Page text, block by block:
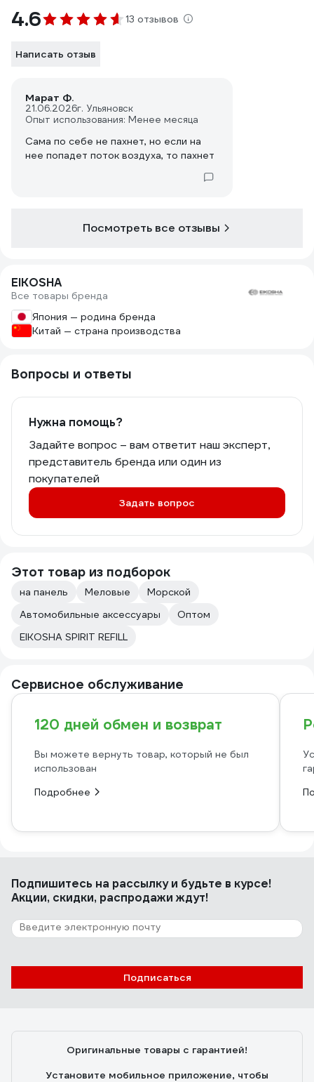
4.6 13 отзывов
Написать отзыв
Марат Ф.
21.06.2026г. Ульяновск
Опыт использования: Менее месяца
Сама по себе не пахнет, но если на
нее попадет поток воздуха, то пахнет
Посмотреть все отзывы
EIKOSHA
Все товары бренда
Япония — родина бренда
Китай — страна производства
Вопросы и ответы
Нужна помощь?
Задайте вопрос – вам ответит наш эксперт,
представитель бренда или один из
покупателей
Задать вопрос
Этот товар из подборок
на панель Меловые
Морской
Автомобильные аксессуары
Оптом
EIKOSHA SPIRIT REFILL
Сервисное обслуживание
120 дней обмен и возврат
Вы можете вернуть товар, который не был
использован
Подробнее
Подпишитесь на рассылкуи будьте в курсе!
Акции, скидки, распродажи ждут!
Подписаться
Оригинальные товары с гарантией!
Установите мобильное приложение, чтобы